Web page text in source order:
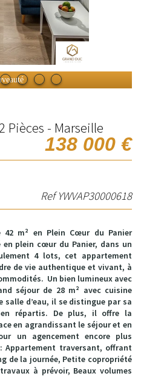
Pièces - Marseille
138 000 €
Ref YWVAP30000618
42 m² en Plein Cœur du Panier
plein cœur du Panier, dans un
4 lots, cet appartement
de vie authentique et vivant, à
Un bien lumineux avec
séjour de 28 m² avec cuisine
salle d’eau, il se distingue par sa
répartis. De plus, il offre la
en agrandissant le séjour et en
un agencement encore plus
traversant, offrant
de la journée, Petite copropriété
à prévoir, Beaux volumes